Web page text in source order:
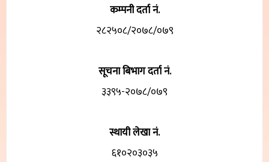
कम्पनी दर्ता नं.
२८२५०८/२०७८/०७९
सूचना बिभाग दर्ता नं.
३३९५-२०७८/०७९
स्थायी लेखा नं.
६१०२०३०३५